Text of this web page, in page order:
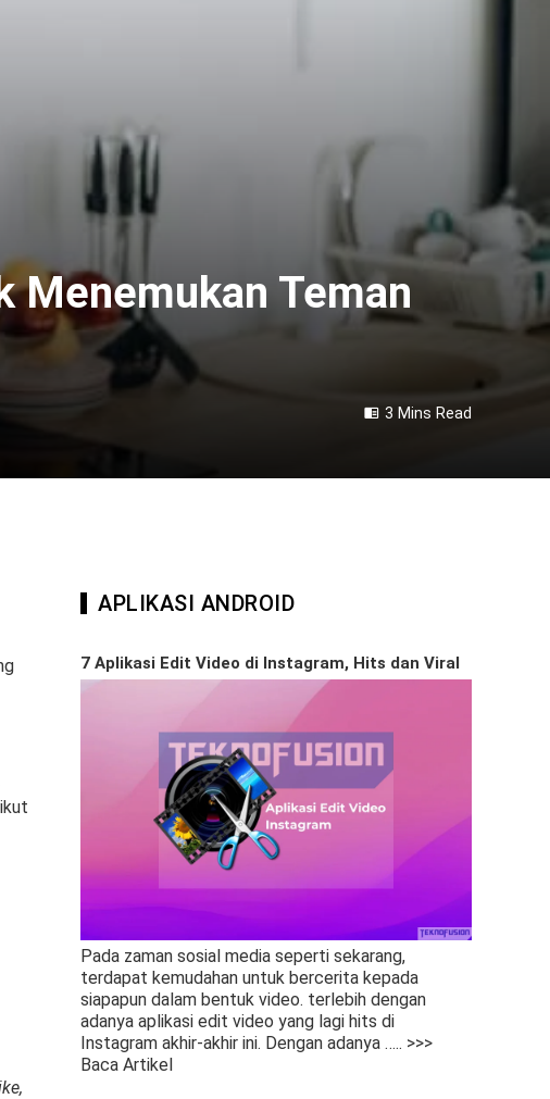
Menemukan Teman
3 Mins Read
APLIKASI ANDROID
7 Aplikasi Edit Video di Instagram, Hits dan Viral
Pada zaman sosial media seperti sekarang,
terdapat kemudahan untuk bercerita kepada
siapapun dalam bentuk video. terlebih dengan
adanya aplikasi edit video yang lagi hits di
Instagram akhir-akhir ini. Dengan adanya ….. >>>
Baca Artikel